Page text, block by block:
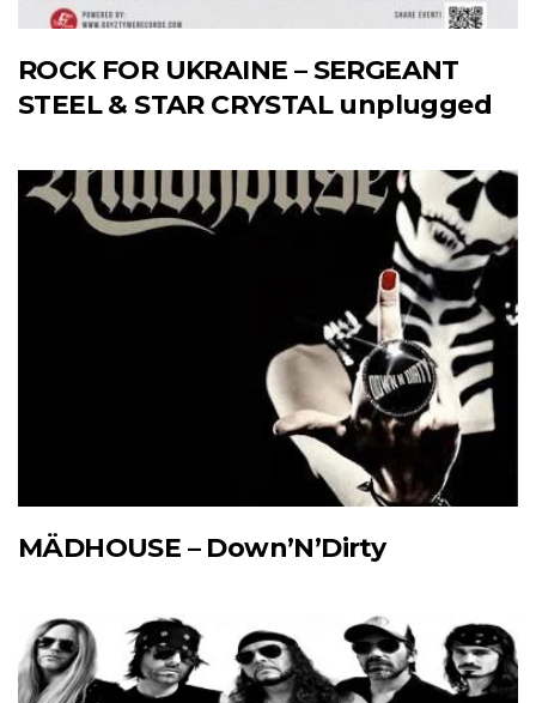
ROCK FOR UKRAINE – SERGEANT
STEEL & STAR CRYSTAL unplugged
MÄDHOUSE – Down’N’Dirty